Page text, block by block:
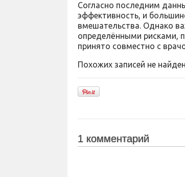
Согласно последним
эффективность, и
вмешательства. Однако
определёнными рисками,
принято совместно с
Похожих записей не
1 комментарий